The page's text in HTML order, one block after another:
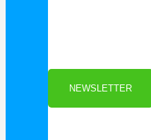
Als Danke schön für
NEWSLETTER